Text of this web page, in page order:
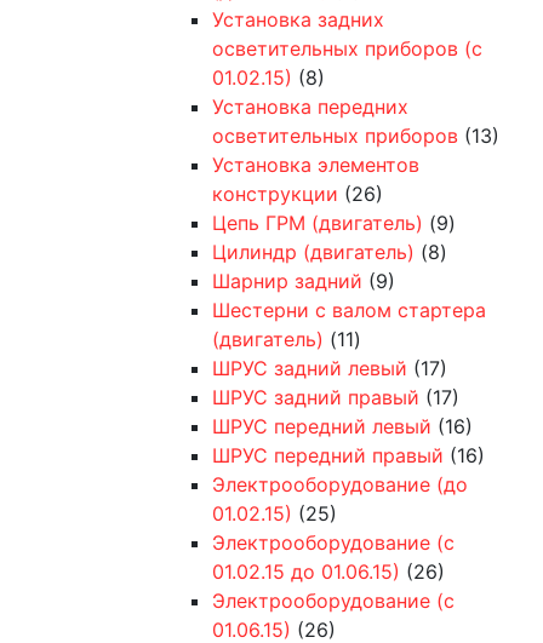
Установка задних
осветительных приборов (с
01.02.15) (8)
Установка передних
осветительных приборов (13)
Установка элементов
конструкции (26)
Цепь ГРМ (двигатель) (9)
Цилиндр (двигатель) (8)
Шарнир задний (9)
Шестерни с валом стартера
(двигатель) (11)
ШРУС задний левый (17)
ШРУС задний правый (17)
ШРУС передний левый (16)
ШРУС передний правый (16)
Электрооборудование (до
01.02.15) (25)
Электрооборудование (с
01.02.15 до 01.06.15) (26)
Электрооборудование (с
01.06.15) (26)